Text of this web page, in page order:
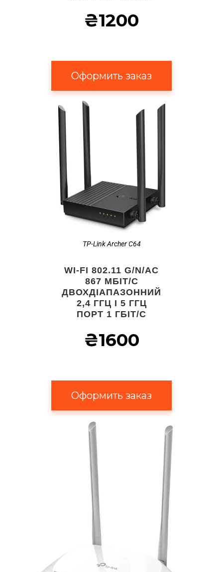
₴1200
Оформить заказ
TP-Link Archer C64
WI-FI 802.11 G/N/AC
867 МБІТ/С
ДВОХДІАПАЗОННИЙ
2,4 ГГЦ І 5 ГГЦ
ПОРТ 1 ГБІТ/С
₴1600
Оформить заказ